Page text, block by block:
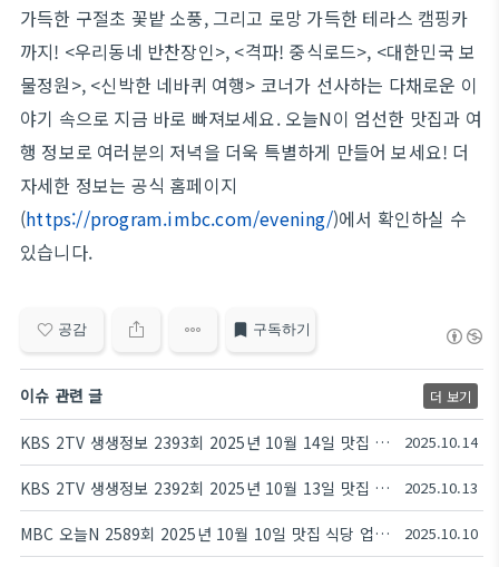
가득한 구절초 꽃밭 소풍, 그리고 로망 가득한 테라스 캠핑카
까지! <우리동네 반찬장인>, <격파! 중식로드>, <대한민국 보
물정원>, <신박한 네바퀴 여행> 코너가 선사하는 다채로운 이
야기 속으로 지금 바로 빠져보세요. 오늘N이 엄선한 맛집과 여
행 정보로 여러분의 저녁을 더욱 특별하게 만들어 보세요! 더
자세한 정보는 공식 홈페이지
(https://program.imbc.com/evening/)에서 확인하실 수
있습니다.
공감 구독하기
이슈 관련 글 더 보기
KBS 2TV 생생정보 2393회 2025년 10월 14일 맛집 식당 업체 촬영장소 촬영지 정보, 뭉쳐야 즐겁다, 가격파괴 Why, 핫 플레이스 Now, 크리에이터로 살아남기, 장PD의 AI 여행기 2025.10.14
KBS 2TV 생생정보 2392회 2025년 10월 13일 맛집 식당 업체 촬영장소 촬영지 정보, 수확의 달인, 할매~ 밥 됩니까?, 독한 인생~ 독하다 독해!, 한눈에 반했~섬(島), 궁금한 건 못 참지 2025.10.13
MBC 오늘N 2589회 2025년 10월 10일 맛집 식당 업체 촬영장소 촬영지 정보, YOU, 별난 이야기, 지금이 제철이다, 식(食)큐멘터리, 지구촌 브이로그 2025.10.10